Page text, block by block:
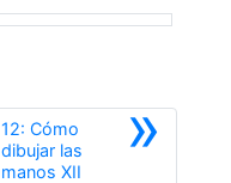
»
12: Cómo
dibujar las
manos XIISiguiente